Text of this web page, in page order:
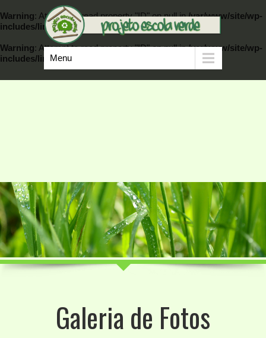
Warning: Attempt to read property "ID" on null in/var/www/site/wp-
includes/link-template.phpon line389
Warning: Attempt to read property "ID" on null in/var/www/site/wp-
includes/link-template.php
Menu
Galeria de Fotos